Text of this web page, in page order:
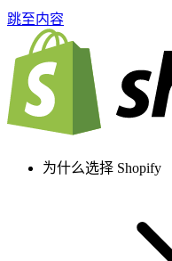
跳至内容
为什么选择 Shopify